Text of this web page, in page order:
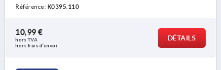
Référence: K0395.110
10,99 €
hors TVA
hors frais d’envoi
DÉTAILS